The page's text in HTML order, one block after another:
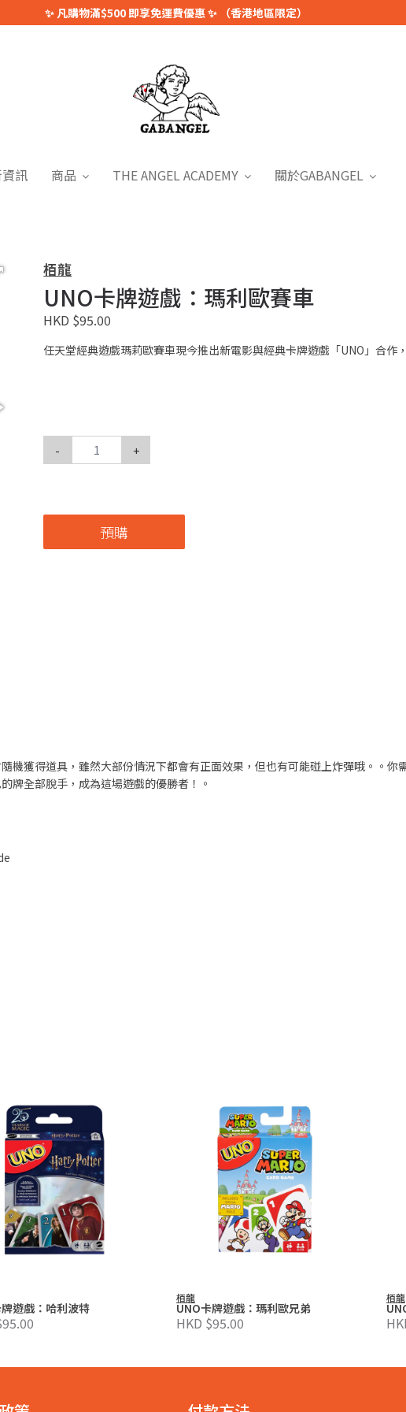
✨ 凡購物滿$500 即享免運費優惠 ✨ （香港地區限定）
訊 商品 THE ANGEL ACADEMY 關於GABANGEL
栢龍
UNO卡牌遊戲：瑪利歐賽車
HKD $95.00
任天堂經典遊戲瑪莉歐賽車現今推出新電影與經典卡牌遊戲「UNO」合作
- +
預購
機獲得道具，雖然大部份情況下都會有正面效果，但也有可能碰上炸彈哦。。你
牌全部脫手，成為這場遊戲的優勝者！。
遊戲：哈利波特
栢龍
UNO卡牌遊戲：瑪利歐兄弟
HKD $95.00
栢龍